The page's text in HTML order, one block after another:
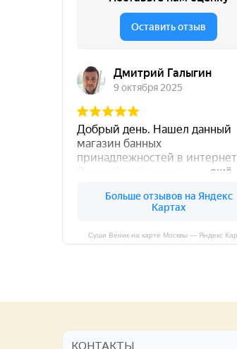
Суши Веник на карте Москвы — Яндекс
В КОРЗИНУ
Хит
Веник
400 руб
В